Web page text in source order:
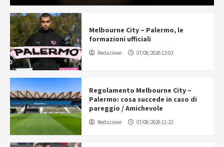
Melbourne City – Palermo, le
formazioni ufficiali
Redazione 07/08/2026 12:03
Regolamento Melbourne City –
Palermo: cosa succede in caso di
pareggio / Amichevole
Redazione 07/08/2026 11:22